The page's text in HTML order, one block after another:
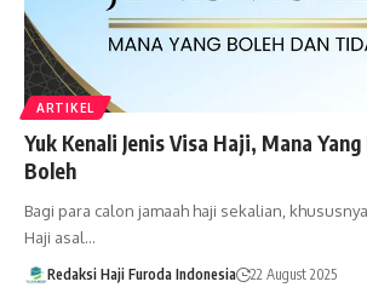
ARTIKEL
Yuk Kenali Jenis Visa Haji, Mana
Boleh
Bagi para calon jamaah haji sekalian,
Haji asal…
Redaksi Haji Furoda Indonesia 22 August 2025